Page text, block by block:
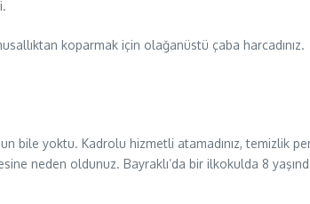
koparmak için olağanüstü çaba harcadınız.
bile yoktu. Kadrolu hizmetli atamadınız, temizlik
neden oldunuz. Bayraklı’da bir ilkokulda 8